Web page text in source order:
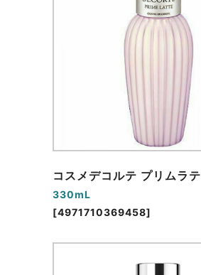
コスメデコルテ プリムラテ
330mL
[4971710369458]